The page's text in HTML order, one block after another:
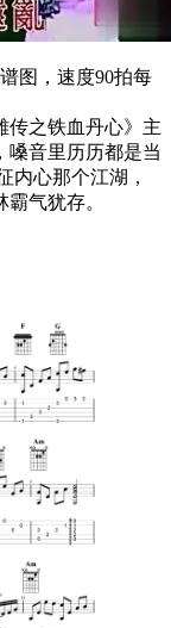
图，速度90拍每
传之铁血丹心》主
嗓音里历历都是当
内心那个江湖，
气犹存。